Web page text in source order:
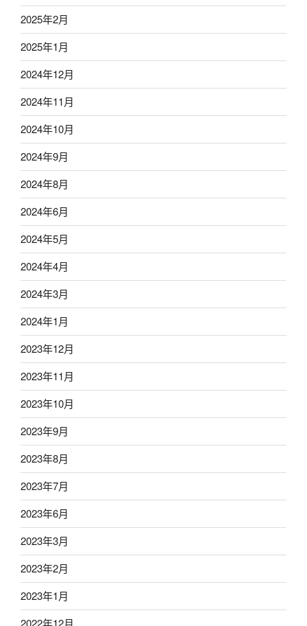
2025年2月
2025年1月
2024年12月
2024年11月
2024年10月
2024年9月
2024年8月
2024年6月
2024年5月
2024年4月
2024年3月
2024年1月
2023年12月
2023年11月
2023年10月
2023年9月
2023年8月
2023年7月
2023年6月
2023年3月
2023年2月
2023年1月
2022年12月